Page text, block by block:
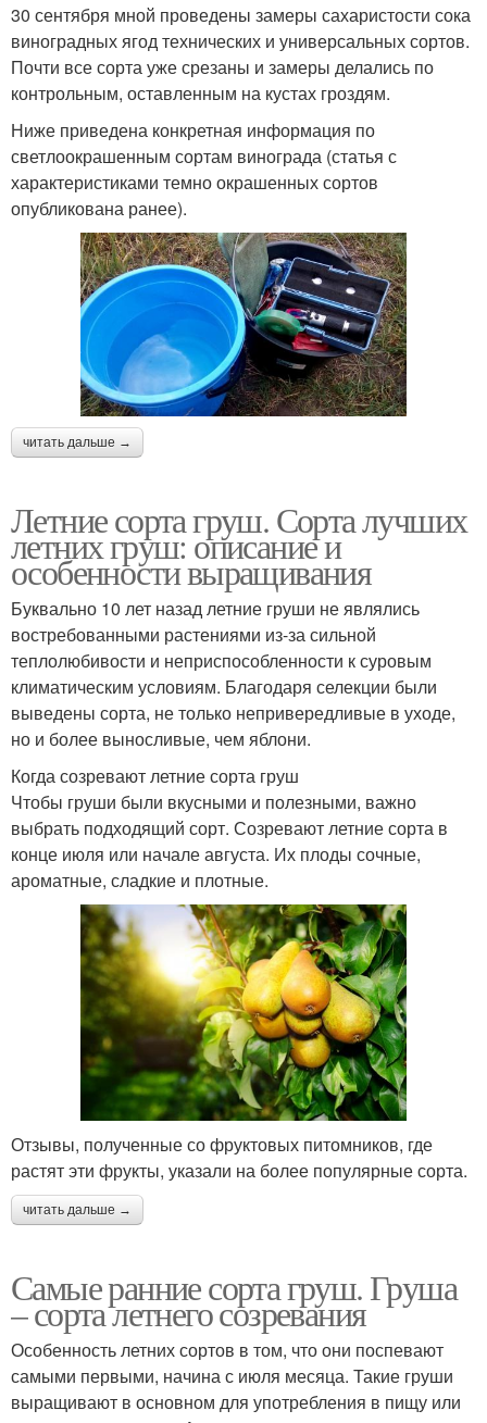
30 сентября мной проведены замеры сахаристости сока
виноградных ягод технических и универсальных сортов.
Почти все сорта уже срезаны и замеры делались по
контрольным, оставленным на кустах гроздям.
Ниже приведена конкретная информация по
светлоокрашенным сортам винограда (статья с
характеристиками темно окрашенных сортов
опубликована ранее).
читать дальше →
Летние сорта груш. Сорта лучших
летних груш: описание и
особенности выращивания
Буквально 10 лет назад летние груши не являлись
востребованными растениями из-за сильной
теплолюбивости и неприспособленности к суровым
климатическим условиям. Благодаря селекции были
выведены сорта, не только непривередливые в уходе,
но и более выносливые, чем яблони.
Когда созревают летние сорта груш
Чтобы груши были вкусными и полезными, важно
выбрать подходящий сорт. Созревают летние сорта в
конце июля или начале августа. Их плоды сочные,
ароматные, сладкие и плотные.
Отзывы, полученные со фруктовых питомников, где
растят эти фрукты, указали на более популярные сорта.
читать дальше →
Самые ранние сорта груш. Груша
– сорта летнего созревания
Особенность летних сортов в том, что они поспевают
самыми первыми, начина с июля месяца. Такие груши
выращивают в основном для употребления в пищу или